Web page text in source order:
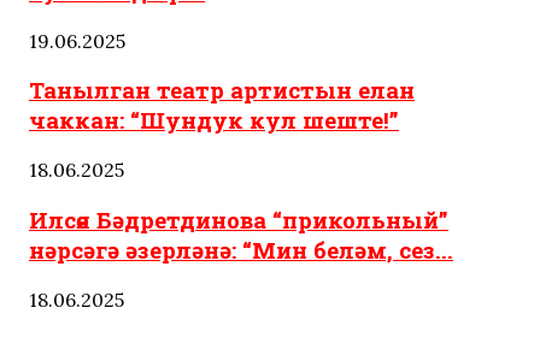
19.06.2025
Танылган театр артистын елан
чаккан: “Шундук кул шеште!”
18.06.2025
Илсөя Бәдретдинова “прикольный”
нәрсәгә әзерләнә: “Мин беләм, сез...
18.06.2025